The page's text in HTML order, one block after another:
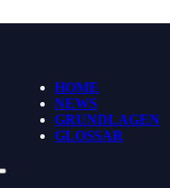
HOME
NEWS
GRUNDLAGEN
GLOSSAR